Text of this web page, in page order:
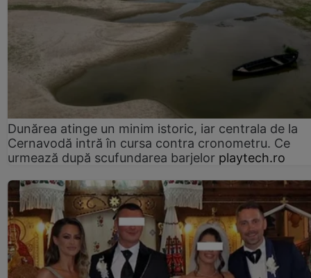
Dunărea atinge un minim istoric, iar centrala de la
Cernavodă intră în cursa contra cronometru. Ce
urmează după scufundarea barjelor playtech.ro